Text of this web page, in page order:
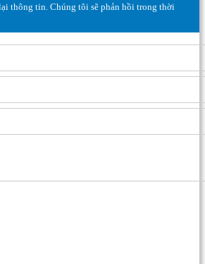
thông tin. Chúng tôi sẽ phản hồi trong thời